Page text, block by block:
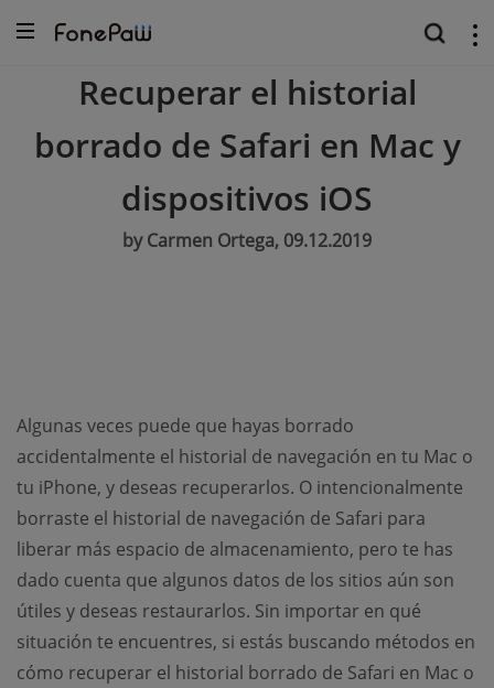
Recuperar el historial
borrado de Safari en Mac y
dispositivos iOS
by Carmen Ortega, 09.12.2019
Algunas veces puede que hayas borrado
accidentalmente el historial de navegación en tu Mac o
tu iPhone, y deseas recuperarlos. O intencionalmente
borraste el historial de navegación de Safari para
liberar más espacio de almacenamiento, pero te has
dado cuenta que algunos datos de los sitios aún son
útiles y deseas restaurarlos. Sin importar en qué
situación te encuentres, si estás buscando métodos en
cómo recuperar el historial borrado de Safari en Mac o